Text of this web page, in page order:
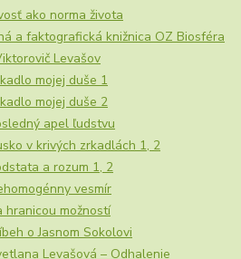
ako norma života
a faktografická knižnica OZ Biosféra
Levašov
mojej duše 1
mojej duše 2
apel ľudstvu
v krivých zrkadlách 1, 2
a rozum 1, 2
vesmír
hranicou možností
o Jasnom Sokolovi
Levašová – Odhalenie